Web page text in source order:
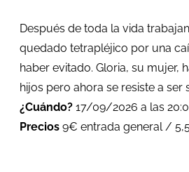
Después de toda la vida
quedado tetrapléjico por una
haber evitado. Gloria, su mujer,
hijos pero ahora se resiste a ser
¿Cuándo? 17/09/2026 a las
Precios 9€ entrada general /